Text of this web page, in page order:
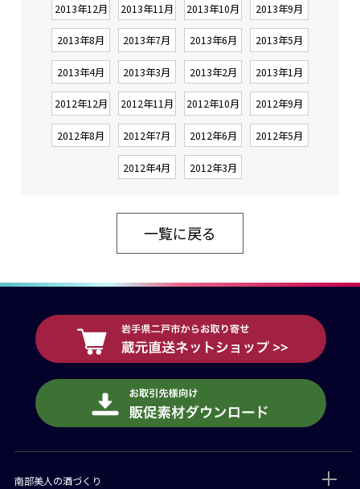
2013年12月 2013年11月 2013年10月 2013年9月
2013年8月 2013年7月 2013年6月 2013年5月
2013年4月 2013年3月 2013年2月 2013年1月
2012年12月 2012年11月 2012年10月 2012年9月
2012年8月 2012年7月 2012年6月 2012年5月
2012年4月 2012年3月
一覧に戻る
南部美人の酒づくり